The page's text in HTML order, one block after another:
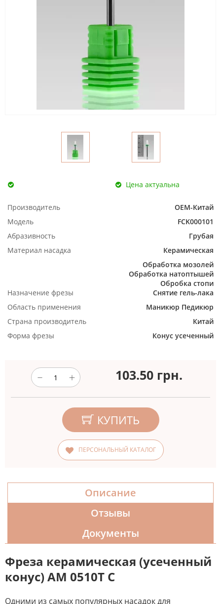
Цена актуальна
Производитель
ОЕМ-Китай
Модель
FCK000101
Абразивность
Грубая
Материал насадка
Керамическая
Назначение фрезы
Обработка мозолей
Обработка натоптышей
Обробка стопи
Снятие гель-лака
Область применения
Маникюр Педикюр
Страна производитель
Китай
Форма фрезы
Конус усеченный
103.50 грн.
КУПИТЬ
ПЕРСОНАЛЬНЫЙ КАТАЛОГ
Описание
Отзывы
Документы
Фреза керамическая (усеченный
конус) AM 0510T С
Одними из самых популярных насадок для